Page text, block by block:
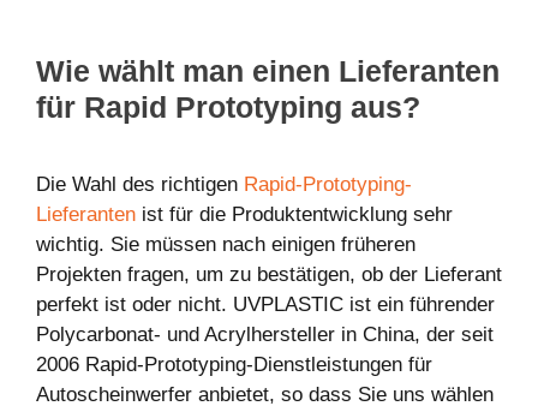
Wie wählt man einen Lieferanten
für Rapid Prototyping aus?
Die Wahl des richtigen Rapid-Prototyping-
Lieferanten ist für die Produktentwicklung sehr
wichtig. Sie müssen nach einigen früheren
Projekten fragen, um zu bestätigen, ob der Lieferant
perfekt ist oder nicht. UVPLASTIC ist ein führender
Polycarbonat- und Acrylhersteller in China, der seit
2006 Rapid-Prototyping-Dienstleistungen für
Autoscheinwerfer anbietet, so dass Sie uns wählen